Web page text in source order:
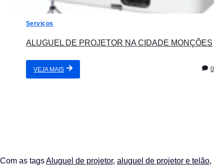
Serviços
ALUGUEL DE PROJETOR NA CIDADE MONÇÕES
VEJA MAIS 0
Com as tagsAluguel de projetor, aluguel de projetor e telão,